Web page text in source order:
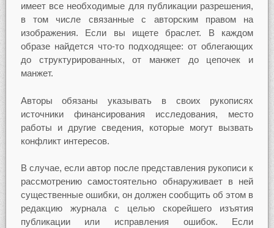
имеет все необходимые для публикации разрешения,
в том числе связанные с авторским правом на
изображения. Если вы ищете браслет. В каждом
образе найдется что-то подходящее: от облегающих
до структурированных, от манжет до цепочек и
манжет.
Авторы обязаны указывать в своих рукописях
источники финансирования исследования, место
работы и другие сведения, которые могут вызвать
конфликт интересов.
В случае, если автор после представления рукописи к
рассмотрению самостоятельно обнаруживает в ней
существенные ошибки, он должен сообщить об этом в
редакцию журнала с целью скорейшего изъятия
публикации или исправления ошибок. Если